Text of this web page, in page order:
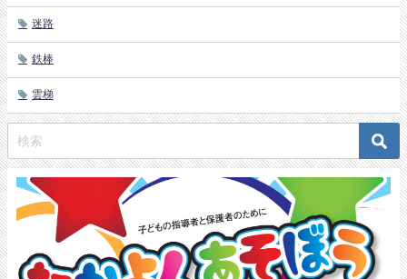
迷路
鉄棒
雲梯